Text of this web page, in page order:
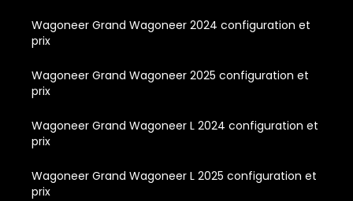
Wagoneer Grand Wagoneer 2024 configuration et
prix
Wagoneer Grand Wagoneer 2025 configuration et
prix
Wagoneer Grand Wagoneer L 2024 configuration et
prix
Wagoneer Grand Wagoneer L 2025 configuration et
prix